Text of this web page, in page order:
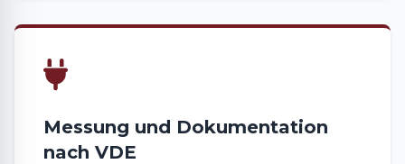
Messung und Dokumentation
nach VDE